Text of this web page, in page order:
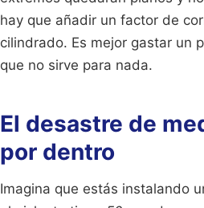
hay que añadir un factor de
cilindrado. Es mejor gastar un
que no sirve para nada.
El desastre de
por dentro
Imagina que estás instalando